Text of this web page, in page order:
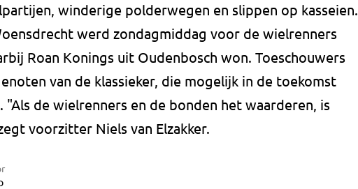
winderige polderwegen en slippen op kasseien.
werd zondagmiddag voor de wielrenners
Roan Konings uit Oudenbosch won. Toeschouwers
van de klassieker, die mogelijk in de toekomst
"Als de wielrenners en de bonden het waarderen, is
voorzitter Niels van Elzakker.